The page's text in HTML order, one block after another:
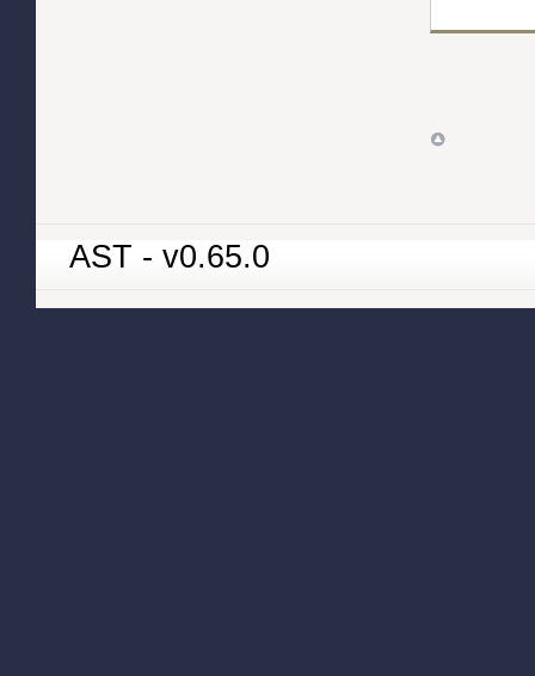
AST - v0.65.0